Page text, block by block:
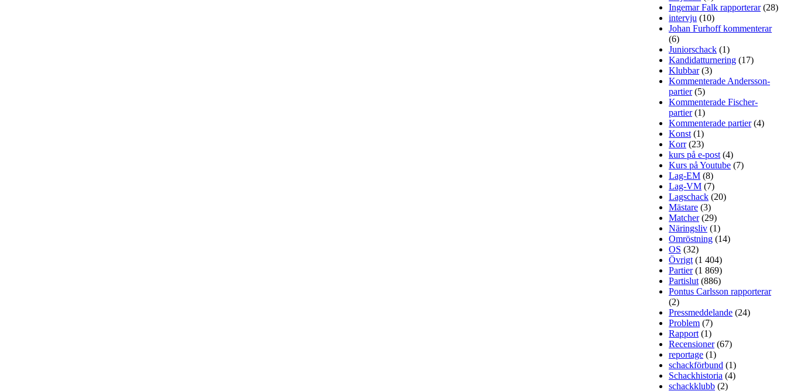
Ingemar Falk rapporterar(28)
intervju (10)
Johan Furhoff kommenterar
(6)
Juniorschack (1)
Kandidatturnering (17)
Klubbar(3)
Kommenterade Andersson-
partier(5)
Kommenterade Fischer-
partier(1)
Kommenterade partier(4)
Konst (1)
Korr(23)
kurs på e-post (4)
Kurs på Youtube (7)
Lag-EM (8)
Lag-VM (7)
Lagschack (20)
Mästare (3)
Matcher(29)
Näringsliv (1)
Omröstning (14)
OS (32)
Övrigt (1 404)
Partier(1 869)
Partislut (886)
Pontus Carlsson rapporterar
(2)
Pressmeddelande (24)
Problem (7)
Rapport (1)
Recensioner(67)
reportage (1)
schackförbund (1)
Schackhistoria (4)
schackklubb (2)